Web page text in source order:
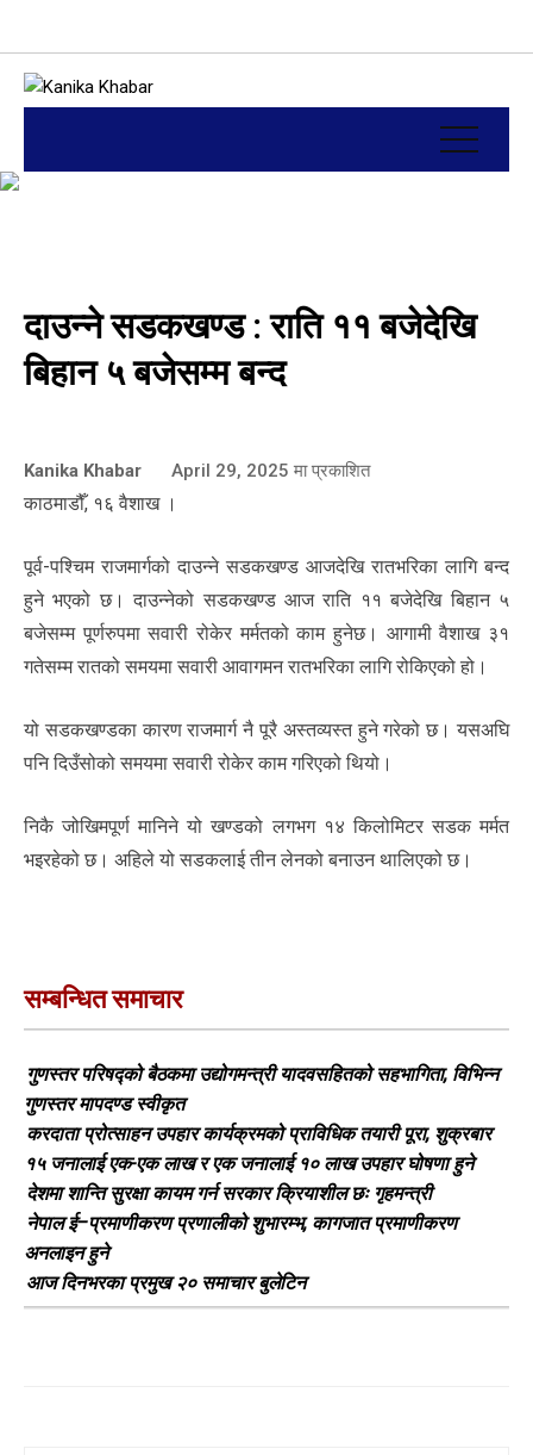
दाउन्ने सडकखण्ड : राति ११ बजेदेखि
बिहान ५ बजेसम्म बन्द
Kanika Khabar April 29, 2025 मा प्रकाशित
काठमाडौँ, १६ वैशाख ।
पूर्व-पश्चिम राजमार्गको दाउन्ने सडकखण्ड आजदेखि रातभरिका लागि बन्द
हुने भएको छ। दाउन्नेको सडकखण्ड आज राति ११ बजेदेखि बिहान ५
बजेसम्म पूर्णरुपमा सवारी रोकेर मर्मतको काम हुनेछ। आगामी वैशाख ३१
गतेसम्म रातको समयमा सवारी आवागमन रातभरिका लागि रोकिएको हो।
यो सडकखण्डका कारण राजमार्ग नै पूरै अस्तव्यस्त हुने गरेको छ। यसअघि
पनि दिउँसोको समयमा सवारी रोकेर काम गरिएको थियो।
निकै जोखिमपूर्ण मानिने यो खण्डको लगभग १४ किलोमिटर सडक मर्मत
भइरहेको छ। अहिले यो सडकलाई तीन लेनको बनाउन थालिएको छ।
सम्बन्धित समाचार
गुणस्तर परिषद्को बैठकमा उद्योगमन्त्री यादवसहितको सहभागिता, विभिन्न
गुणस्तर मापदण्ड स्वीकृत
करदाता प्रोत्साहन उपहार कार्यक्रमको प्राविधिक तयारी पूरा, शुक्रबार
१५ जनालाई एक-एक लाख र एक जनालाई १० लाख उपहार घोषणा हुने
देशमा शान्ति सुरक्षा कायम गर्न सरकार क्रियाशील छः गृहमन्त्री
नेपाल ई–प्रमाणीकरण प्रणालीको शुभारम्भ, कागजात प्रमाणीकरण
अनलाइन हुने
आज दिनभरका प्रमुख २० समाचार बुलेटिन